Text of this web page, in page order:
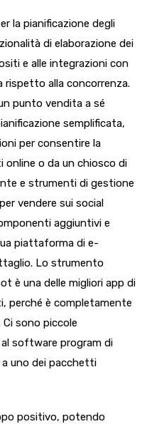
la pianificazione degli
di elaborazione dei
e alle integrazioni con
rispetto alla concorrenza.
punto vendita a sé
semplificata,
per consentire la
online o da un chiosco di
e strumenti di gestione
vendere sui social
aggiuntivi e
piattaforma di e-
Lo strumento
è una delle migliori app di
perché è completamente
sono piccole
software program di
a uno dei pacchetti
positivo, potendo